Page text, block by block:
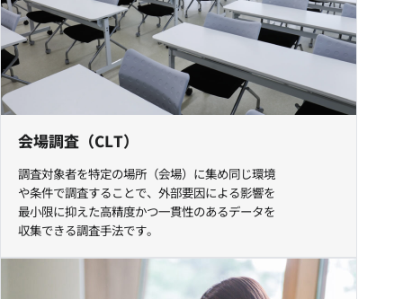
会場調査（CLT）
調査対象者を特定の場所（会場）に集め同じ環境
や条件で調査することで、外部要因による影響を
最小限に抑えた高精度かつ一貫性のあるデータを
収集できる調査手法です。